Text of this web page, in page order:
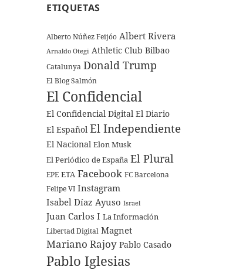
ETIQUETAS
Alberto Núñez Feijóo Albert Rivera
Arnaldo Otegi Athletic Club Bilbao
Catalunya Donald Trump
El Blog Salmón
El Confidencial
El Confidencial Digital El Diario
El Español El Independiente
El Nacional Elon Musk
El Periódico de España El Plural
EPE ETA Facebook FC Barcelona
Felipe VI Instagram
Isabel Díaz Ayuso Israel
Juan Carlos I La Información
Libertad Digital Magnet
Mariano Rajoy Pablo Casado
Pablo Iglesias